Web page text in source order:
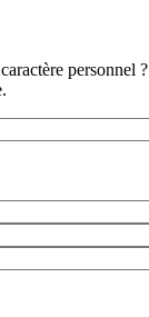
personnel ?